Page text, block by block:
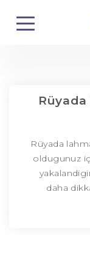
Rüyada
oldugunuz
daha